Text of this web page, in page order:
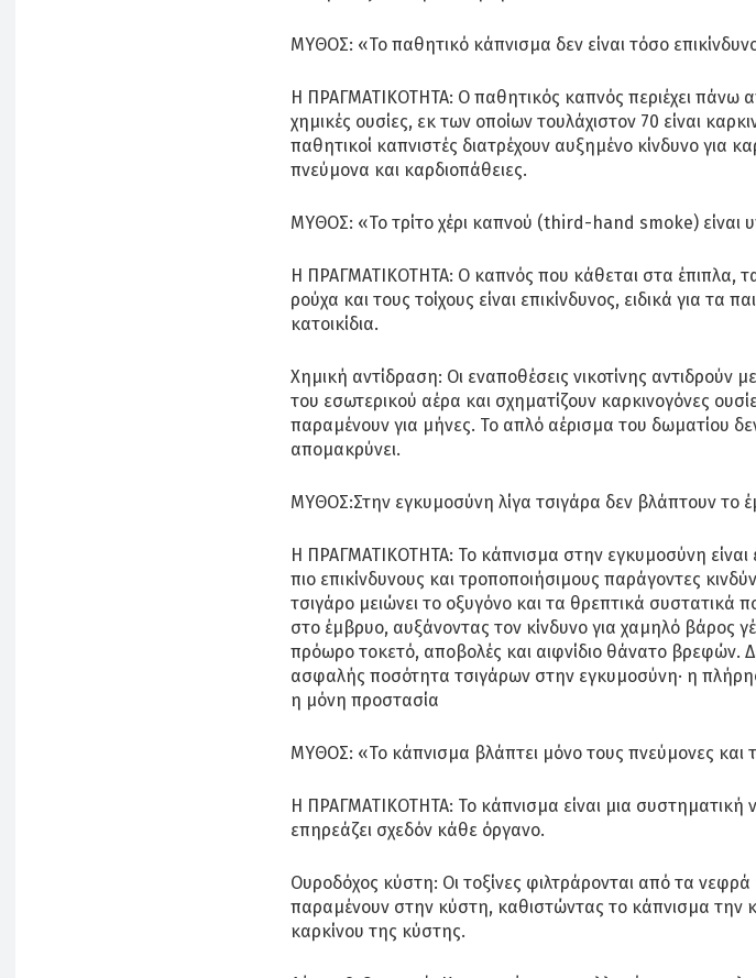
ΜΥΘΟΣ: «Το παθητικό κάπνισμα δεν είναι τόσο
Η ΠΡΑΓΜΑΤΙΚΟΤΗΤΑ: Ο παθητικός καπνός περιέχει πάνω
χημικές ουσίες, εκ των οποίων τουλάχιστον 70 είναι
παθητικοί καπνιστές διατρέχουν αυξημένο κίνδυνο για
πνεύμονα και καρδιοπάθειες.
ΜΥΘΟΣ: «Το τρίτο χέρι καπνού (third-hand smoke) είναι
Η ΠΡΑΓΜΑΤΙΚΟΤΗΤΑ: Ο καπνός που κάθεται στα έπιπλα,
ρούχα και τους τοίχους είναι επικίνδυνος, ειδικά για τα
κατοικίδια.
Χημική αντίδραση: Οι εναποθέσεις νικοτίνης αντιδρούν
του εσωτερικού αέρα και σχηματίζουν καρκινογόνες
παραμένουν για μήνες. Το απλό αέρισμα του δωματίου
απομακρύνει.
ΜΥΘΟΣ:Στην εγκυμοσύνη λίγα τσιγάρα δεν βλάπτουν το
Η ΠΡΑΓΜΑΤΙΚΟΤΗΤΑ: Το κάπνισμα στην εγκυμοσύνη είναι
πιο επικίνδυνους και τροποποιήσιμους παράγοντες
τσιγάρο μειώνει το οξυγόνο και τα θρεπτικά συστατικά
στο έμβρυο, αυξάνοντας τον κίνδυνο για χαμηλό βάρος
πρόωρο τοκετό, αποβολές και αιφνίδιο θάνατο βρεφών.
ασφαλής ποσότητα τσιγάρων στην εγκυμοσύνη· η
η μόνη προστασία
ΜΥΘΟΣ: «Το κάπνισμα βλάπτει μόνο τους πνεύμονες και
Η ΠΡΑΓΜΑΤΙΚΟΤΗΤΑ: Το κάπνισμα είναι μια συστηματική
επηρεάζει σχεδόν κάθε όργανο.
Ουροδόχος κύστη: Οι τοξίνες φιλτράρονται από τα νεφρά
παραμένουν στην κύστη, καθιστώντας το κάπνισμα την
καρκίνου της κύστης.